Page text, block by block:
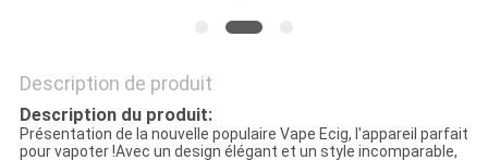
Description de produit
Description du produit:
Présentation de la nouvelle populaire Vape Ecig, l'appareil parfait
pour vapoter !Avec un design élégant et un style incomparable,